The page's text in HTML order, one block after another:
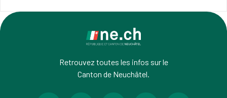
Retrouvez toutes les infos sur le
Canton de Neuchâtel.